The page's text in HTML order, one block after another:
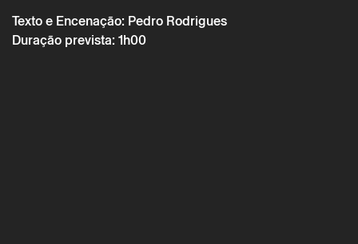
Texto e Encenação: Pedro Rodrigues
Duração prevista: 1h00